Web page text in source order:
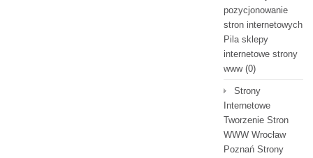
pozycjonowanie
stron internetowych
Pila sklepy
internetowe strony
www(0)
Strony
Internetowe
Tworzenie Stron
WWW Wrocław
Poznań Strony